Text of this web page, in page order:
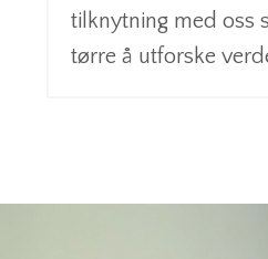
tilknytning med oss
tørre å utforske